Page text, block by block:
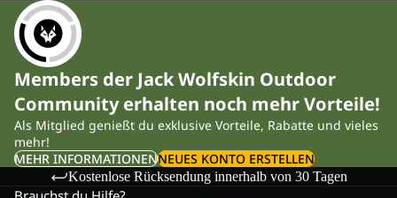
Members der Jack Wolfskin Outdoor
Community erhalten noch mehr Vorteile!
Als Mitglied genießt du exklusive Vorteile, Rabatte und vieles
mehr!
MEHR INFORMATIONENNEUES KONTO ERSTELLEN
Kostenlose Rücksendung innerhalb von 30 Tagen